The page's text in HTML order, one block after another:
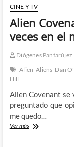
Xenoregurgitando
CINE Y TV
Alien
veces en el
Diógenes Pantarújez
Alien Aliens Dan
Hill
Alien Covenant se
preguntado que
me quedo…
Ver másAlien